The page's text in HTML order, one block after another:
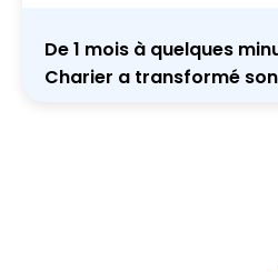
De 1 mois à quelques
Charier a transformé